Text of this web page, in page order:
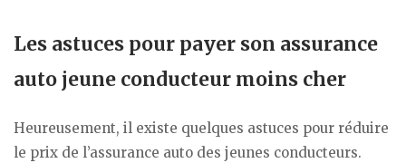
Les astuces pour payer son assurance
auto jeune conducteur moins cher
Heureusement, il existe quelques astuces pour réduire
le prix de l’assurance auto des jeunes conducteurs.